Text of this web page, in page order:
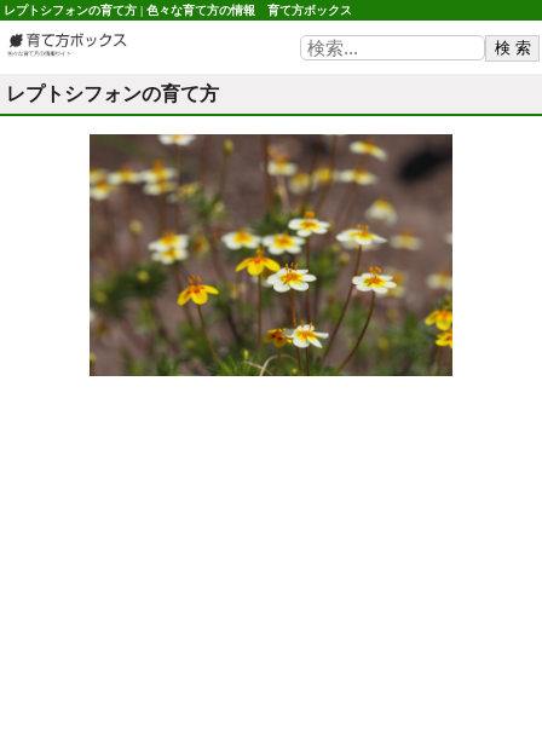
レプトシフォンの育て方 | 色々な育て方の情報 育て方ボックス
レプトシフォンの育て方